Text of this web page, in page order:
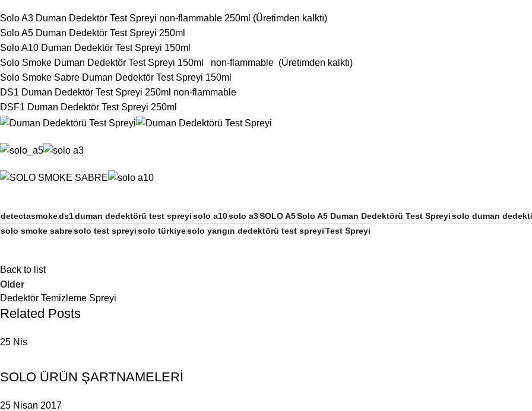
Solo A3 Duman Dedektör Test Spreyi non-flammable 250ml (Üretimden kalktı)
Solo A5 Duman Dedektör Test Spreyi 250ml
Solo A10 Duman Dedektör Test Spreyi 150ml
Solo Smoke Duman Dedektör Test Spreyi 150ml non-flammable (Üretimden kalktı)
Solo Smoke Sabre Duman Dedektör Test Spreyi 150ml
DS1 Duman Dedektör Test Spreyi 250ml non-flammable
DSF1 Duman Dedektör Test Spreyi 250ml
detectasmokeds1duman dedektörü test spreyisolo a10solo a3SOLO A5Solo A5 Duman Dedektörü Test Spreyisolo duman
solo smoke sabresolo test spreyisolo türkiyesolo yangın dedektörü test spreyiTest Spreyi
Back to list
Older
Dedektör Temizleme Spreyi
Related Posts
25 Nis
SOLO ÜRÜN ŞARTNAMELERİ
25 Nisan 2017